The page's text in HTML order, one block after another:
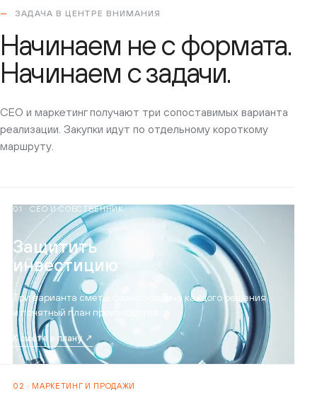
ЗАДАЧА В ЦЕНТРЕ ВНИМАНИЯ
Начинаем не с формата.
Начинаем с задачи.
CEO и маркетинг получают три сопоставимых варианта
реализации. Закупки идут по отдельному короткому
маршруту.
01 · CEO И СОБСТВЕННИК
Защитить
инвестицию
Три варианта сметы, бизнес-задача каждого решения
и понятный план производства.
К смете и плану ↗
02 · МАРКЕТИНГ И ПРОДАЖИ